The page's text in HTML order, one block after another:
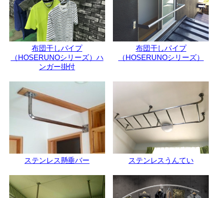
布団干しパイプ
（HOSERUNOシリーズ）ハ
ンガー掛付
布団干しパイプ
（HOSERUNOシリーズ）
ステンレス懸垂バー ステンレスうんてい